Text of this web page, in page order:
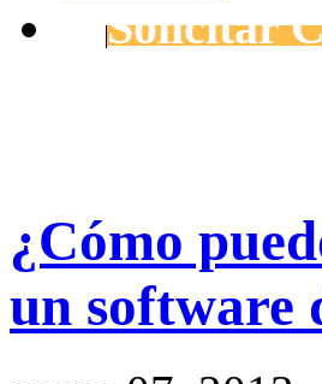
Solicitar
¿Cómo
un software